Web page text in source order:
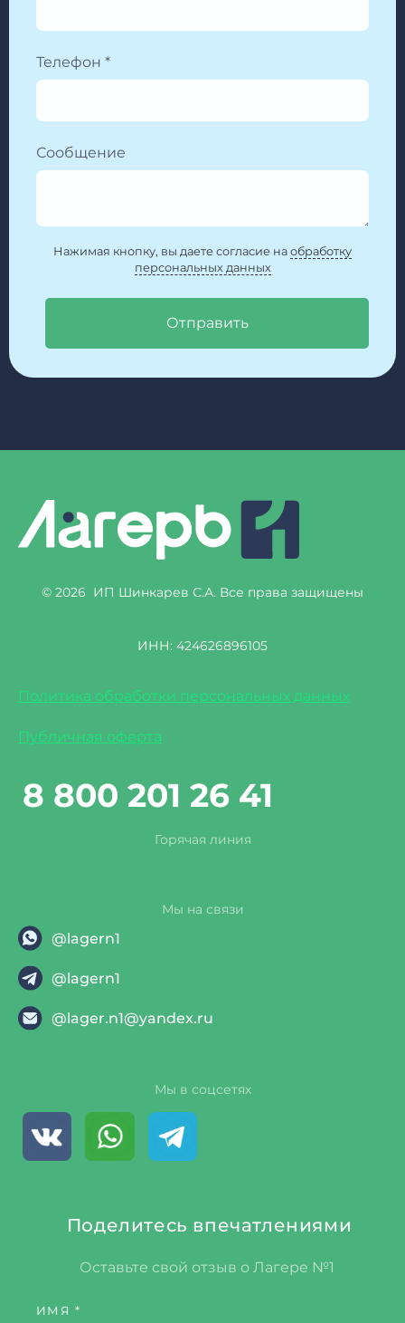
Телефон *
Сообщение
Нажимая кнопку, вы даете согласие на обработку
персональных данных
Отправить
© 2026 ИП Шинкарев С.А. Все права защищены
ИНН: 424626896105
Политика обработки персональных данных
Публичная оферта
8 800 201 26 41
Горячая линия
Мы на связи
@lagern1
@lagern1
@lager.n1@yandex.ru
Мы в соцсетях
Поделитесь впечатлениями
Оставьте свой отзыв о Лагере №1
ИМЯ *